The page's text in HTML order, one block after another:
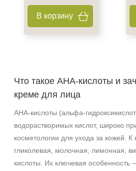
В корзину
Что такое АНА‑кислоты и
креме для лица
АНА‑кислоты
водорастворимых кислот, широко
косметологии для ухода за кожей. К
гликолевая, молочная, лимонная,
кислоты. Их ключевая особенность